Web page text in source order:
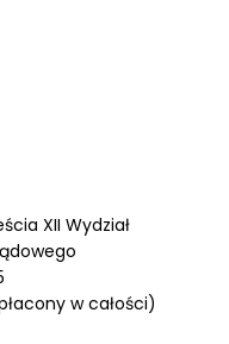
XII Wydział
w całości)